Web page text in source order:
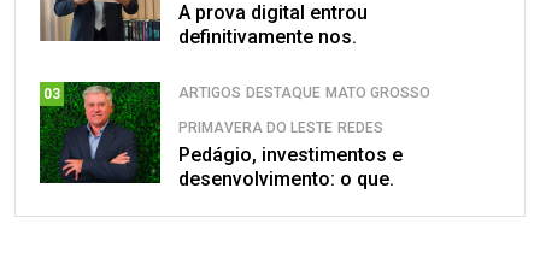
A prova digital entrou
definitivamente nos.
03 ARTIGOS DESTAQUE MATO GROSSO
PRIMAVERA DO LESTE REDES
Pedágio, investimentos e
desenvolvimento: o que.